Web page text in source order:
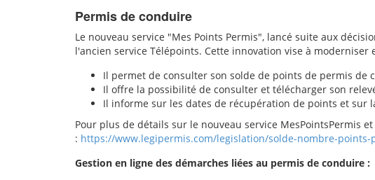
Permis de conduire
Le nouveau service "Mes Points Permis", lancé suite aux
l'ancien service Télépoints. Cette innovation vise à
Il permet de consulter son solde de points de permis de
Il offre la possibilité de consulter et télécharger son
Il informe sur les dates de récupération de points et
Pour plus de détails sur le nouveau service MesPointsPermis
: https://www.legipermis.com/legislation/solde-nombre-points-
Gestion en ligne des démarches liées au permis de conduire :